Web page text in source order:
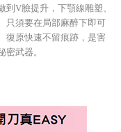
V臉提升，下顎線雕塑、
只須要在局部麻醉下即可
復原快速不留痕跡，是害
武器。